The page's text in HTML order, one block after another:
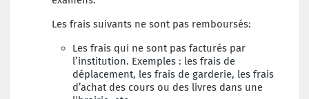
Les frais suivants ne sont pas remboursés:
Les frais qui ne sont pas facturés par
l’institution. Exemples : les frais de
déplacement, les frais de garderie, les frais
d’achat des cours ou des livres dans une